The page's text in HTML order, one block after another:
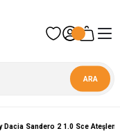
ARA
Dacia Sandero 2 1.0 Sce